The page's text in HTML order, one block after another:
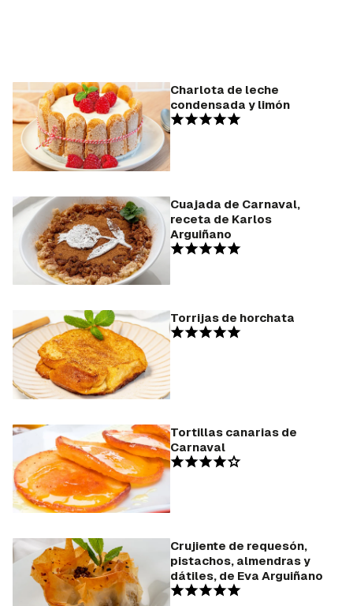
Charlota de leche
condensada y limón
Cuajada de Carnaval,
receta de Karlos
Arguiñano
Torrijas de horchata
Tortillas canarias de
Carnaval
Crujiente de requesón,
pistachos, almendras y
dátiles, de Eva Arguiñano